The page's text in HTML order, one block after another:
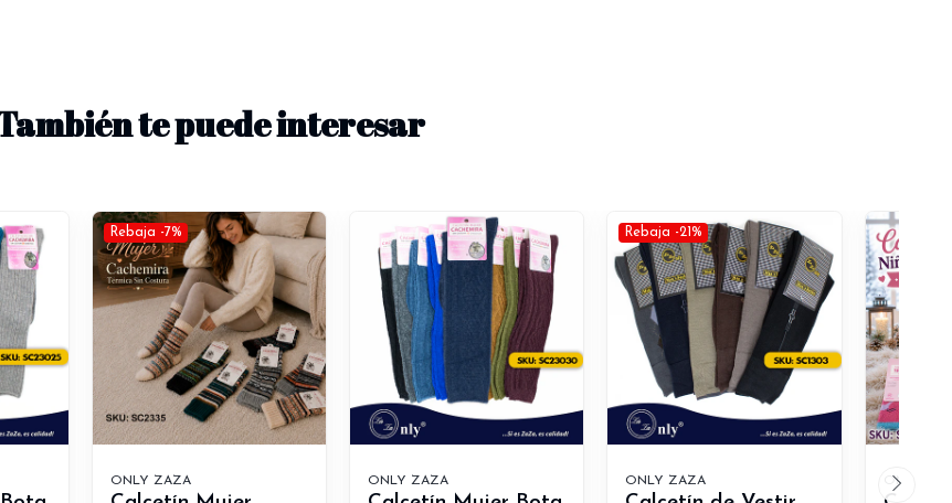
te puede interesar
Rebaja -7%
ONLY ZAZA ONLY ZAZA
Rebaja -21%
ONLY ZAZA ONLY